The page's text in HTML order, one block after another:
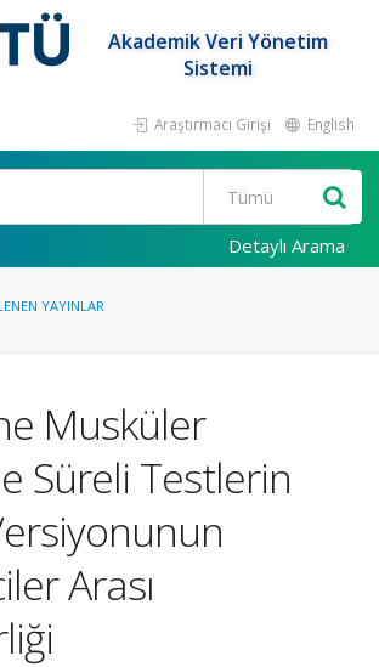
Akademik Veri Yönetim
Sistemi
Araştırmacı Girişi English
Detaylı Arama
YAYINLAR
Musküler
Süreli Testlerin
Arası